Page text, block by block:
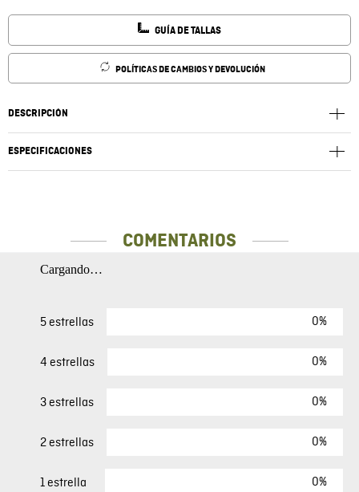
GUÍA DE TALLAS
POLÍTICAS DE CAMBIOS Y DEVOLUCIÓN
DESCRIPCIÓN
ESPECIFICACIONES
COMENTARIOS
Cargando…
5 estrellas 0%
4 estrellas 0%
3 estrellas 0%
2 estrellas 0%
1 estrella 0%